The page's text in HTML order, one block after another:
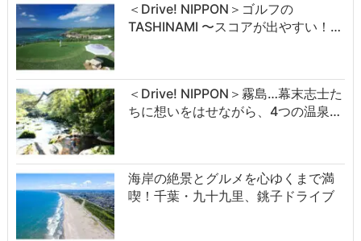
＜Drive! NIPPON＞ゴルフの
TASHINAMI 〜スコアが出やすい！…
＜Drive! NIPPON＞霧島…幕末志士た
ちに想いをはせながら、4つの温泉…
海岸の絶景とグルメを心ゆくまで満
喫！千葉・九十九里、銚子ドライブ